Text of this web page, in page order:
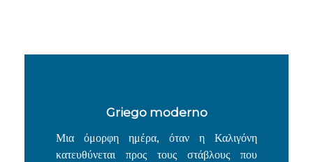
Griego moderno
Μια όμορφη ημέρα, όταν η Καλιγόνη
κατευθύνεται προς τους στάβλους που